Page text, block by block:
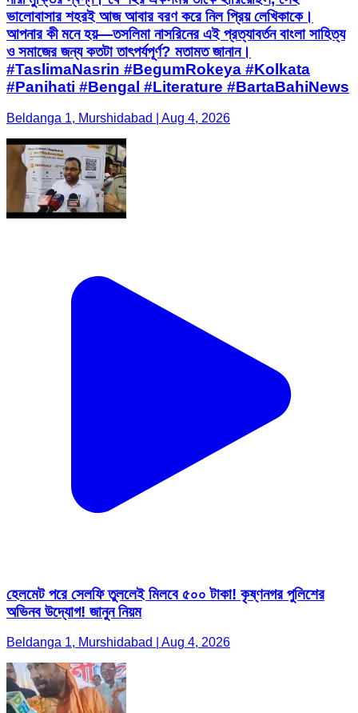
ভালোবাসার শহরই আজ আবার বরণ করে নিল প্রিয় লেখিকাকে।
আপনার কী মনে হয়—তসলিমা নাসরিনের এই প্রত্যাবর্তন বাংলা সাহিত্য
ও সমাজের জন্য কতটা তাৎপর্যপূর্ণ? মতামত জানান।
#TaslimaNasrin #BegumRokeya #Kolkata
#Panihati #Bengal #Literature #BartaBahiNews
Beldanga 1, Murshidabad | Aug 4, 2026
হেলমেট পরে সেলফি তুললেই মিলবে ৫০০ টাকা! কৃষ্ণনগর পুলিশের
অভিনব উদ্যোগ! জানুন নিয়ম
Beldanga 1, Murshidabad | Aug 4, 2026